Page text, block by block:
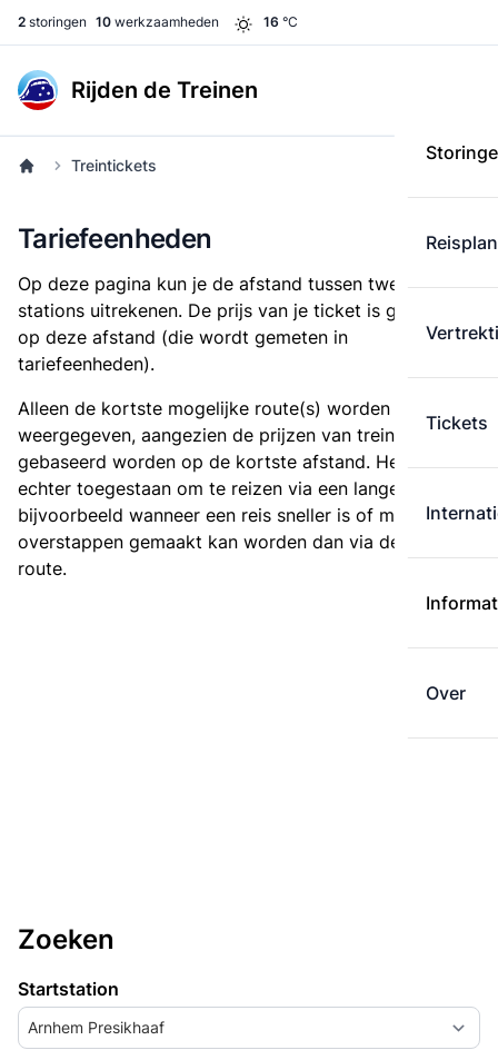
2 storingen 10 werkzaamheden 16 °C
Rijden de Treinen
Tickets
Over
Treintickets
Tariefeenheden
Op deze pagina kun je de afstand tussen twee
stations uitrekenen. De prijs van je ticket is gebaseerd
op deze afstand (die wordt gemeten in
tariefeenheden).
Alleen de kortste mogelijke route(s) worden
weergegeven, aangezien de prijzen van treintickets
gebaseerd worden op de kortste afstand. Het is
echter toegestaan om te reizen via een langere route,
bijvoorbeeld wanneer een reis sneller is of met minder
overstappen gemaakt kan worden dan via de kortste
route.
Zoeken
Startstation
Arnhem Presikhaaf